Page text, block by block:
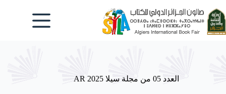
إلى
المحتوى
العدد 05 من مجلة سيلا 2025 AR